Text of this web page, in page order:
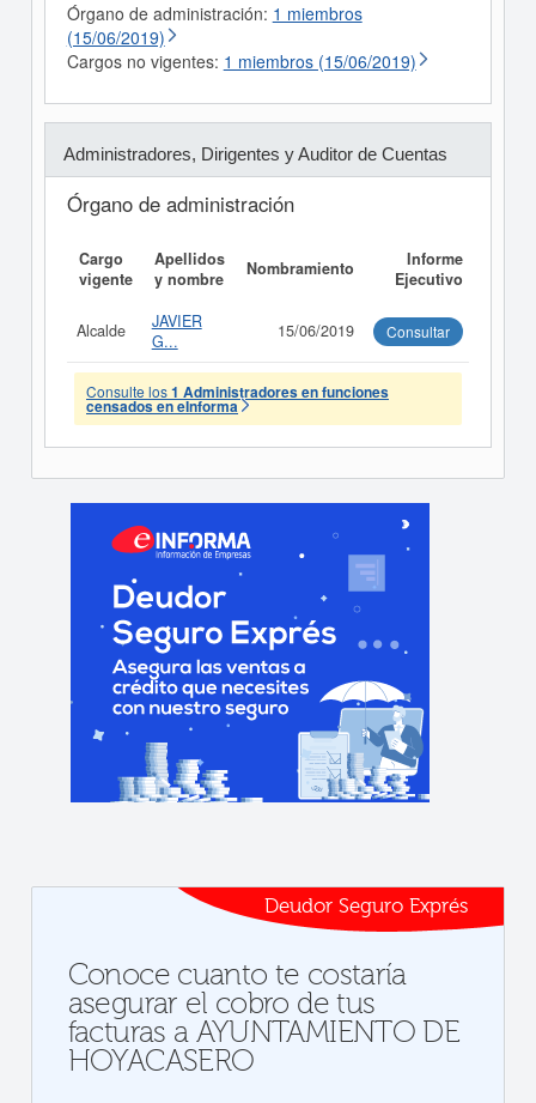
Órgano de administración: 1 miembros
(15/06/2019)
Cargos no vigentes: 1 miembros (15/06/2019)
Administradores, Dirigentes y Auditor de Cuentas
Órgano de administración
Cargo
vigente
Apellidos
y nombre
Nombramiento
Informe
Ejecutivo
Alcalde
JAVIER
G...
15/06/2019 Consultar
Consulte los1 Administradores en funciones
censados en eInforma
Deudor Seguro Exprés
Conoce cuanto te costaría
asegurar el cobro de tus
facturas a AYUNTAMIENTO DE
HOYACASERO